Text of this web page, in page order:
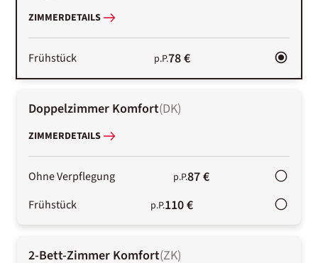
ZIMMERDETAILS
Frühstück p.P.78 €
Doppelzimmer Komfort(DK)
ZIMMERDETAILS
Ohne Verpflegung p.P.87 €
Frühstück p.P.110 €
2-Bett-Zimmer Komfort(ZK)